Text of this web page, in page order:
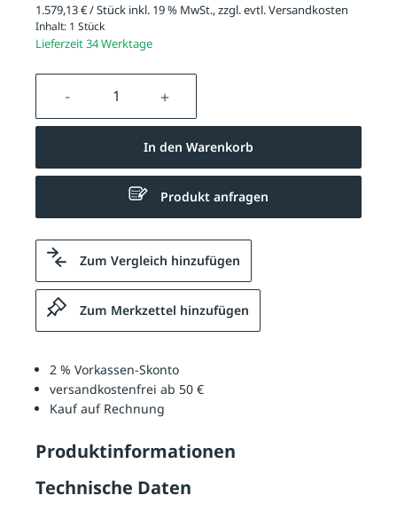
1.579,13 € / Stück inkl. 19 % MwSt., zzgl. evtl.Versandkosten
Inhalt: 1 Stück
Lieferzeit 34 Werktage
Produkt Anzahl: Gib den
In den Warenkorb
Produkt anfragen
Zum Vergleich hinzufügen
Zum Merkzettel hinzufügen
2 % Vorkassen-Skonto
versandkostenfrei ab 50 €
Kauf auf Rechnung
Produktinformationen
Technische Daten